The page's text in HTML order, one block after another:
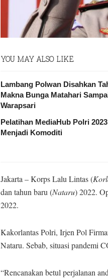
YOU MAY ALSO LIKE
Lambang Polwan Disahkan
Makna Bunga Matahari
Warapsari
Pelatihan MediaHub Polri
Menjadi Komoditi
Jakarta – Korps Lalu Lintas (
dan tahun baru (Nataru) 2022.
2022.
Kakorlantas Polri, Irjen Pol
Nataru. Sebab, situasi pandemi
“Rencanakan betul perjalanan